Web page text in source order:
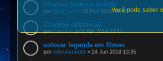
cinebox fantasia duvida
por glaumaco » 05 Fev 2015 18:57
Cinebox optimo x2
porCaetano»05 Abr 2019 13:14
colocar legenda em filmes
por edisonvander » 24 Jun 2018 13:35
Você pode saber